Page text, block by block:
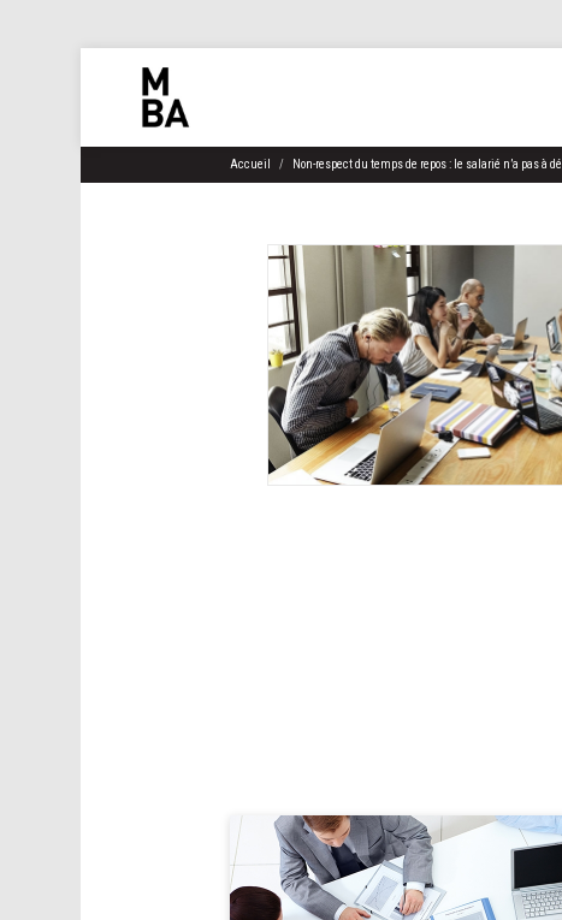
Accueil Non-respect du temps de repos : le salarié n’a pas à